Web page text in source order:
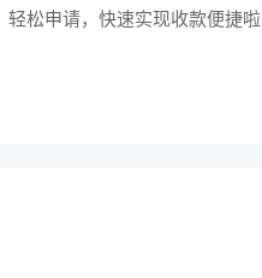
轻松申请，快速实现收款便捷啦